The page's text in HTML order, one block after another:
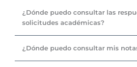
¿Dónde puedo consultar las
solicitudes académicas?
¿Dónde puedo consultar mis